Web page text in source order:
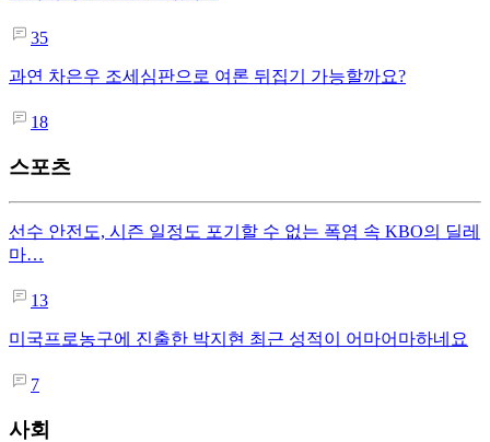
35
과연 차은우 조세심판으로 여론 뒤집기 가능할까요?
18
스포츠
선수 안전도, 시즌 일정도 포기할 수 없는 폭염 속 KBO의 딜레
마…
13
미국프로농구에 진출한 박지현 최근 성적이 어마어마하네요
7
사회